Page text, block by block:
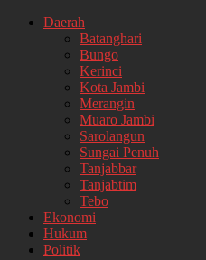
Daerah
Batanghari
Bungo
Kerinci
Kota Jambi
Merangin
Muaro Jambi
Sarolangun
Sungai Penuh
Tanjabbar
Tanjabtim
Tebo
Ekonomi
Hukum
Politik